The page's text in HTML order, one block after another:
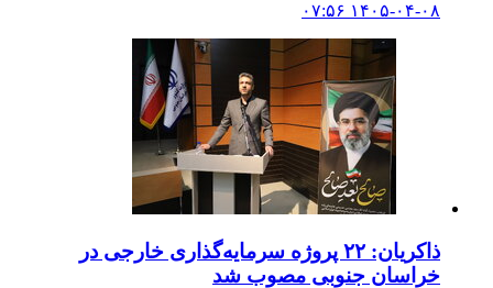
۱۴۰۵-۰۴-۰۸ ۰۷:۵۶
ذاکریان: ۲۲ پروژه سرمایه‌گذاری خارجی در
خراسان جنوبی مصوب شد